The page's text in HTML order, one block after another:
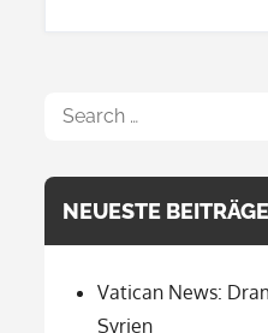
Search
NEUESTE BEITRÄGE
Vatican News:
Syrien